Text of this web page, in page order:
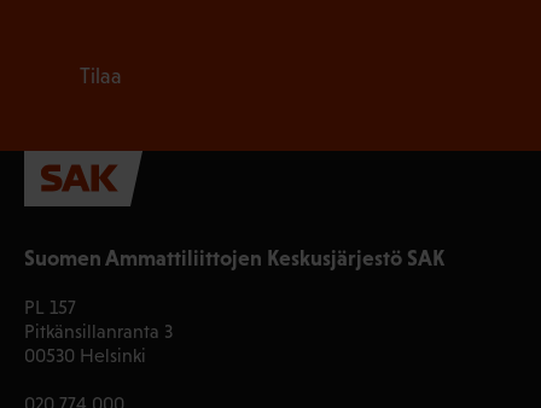
Suomen Ammattiliittojen Keskusjärjestö SAK
PL 157
Pitkänsillanranta 3
00530 Helsinki
020 774 000
Tilaa